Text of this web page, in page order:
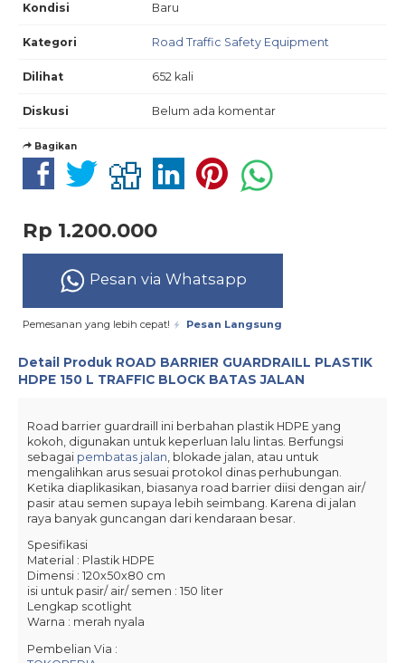
Kondisi Baru
Kategori Road Traffic Safety Equipment
Dilihat 652 kali
Diskusi Belum ada komentar
Bagikan
Rp 1.200.000
Pesan via Whatsapp
Pemesanan yang lebih cepat! Pesan Langsung
Detail Produk ROAD BARRIER GUARDRAILL PLASTIK
HDPE 150 L TRAFFIC BLOCK BATAS JALAN
Road barrier guardraill ini berbahan plastik HDPE yang
kokoh, digunakan untuk keperluan lalu lintas. Berfungsi
sebagai pembatas jalan , blokade jalan, atau untuk
mengalihkan arus sesuai protokol dinas perhubungan.
Ketika diaplikasikan, biasanya road barrier diisi dengan air/
pasir atau semen supaya lebih seimbang . Karena di jalan
raya banyak guncangan dari kendaraan besar.
Spesifikasi
Material : Plastik HDPE
Dimensi : 120x50x80 cm
isi untuk pasir/ air/ semen : 150 liter
Lengkap scotlight
Warna : merah nyala
Pembelian Via :